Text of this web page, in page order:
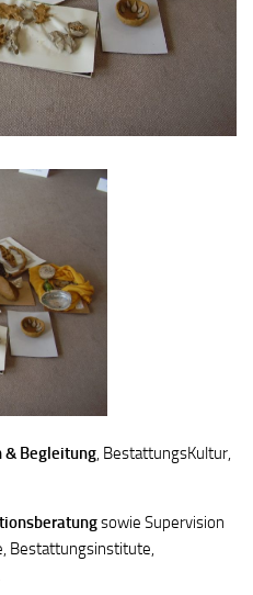
& Begleitung , BestattungsKultur,
sowie Supervision
Bestattungsinstitute,